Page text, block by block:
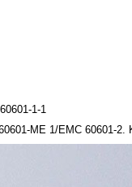
1-1
ME 1/EMC 60601-2.